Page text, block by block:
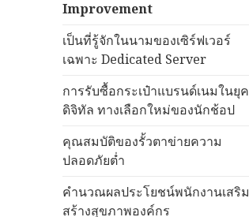
Improvement
เป็นที่รู้จักในนามของเซิร์ฟเวอร์
เฉพาะ Dedicated Server
การรับซื้อกระเป๋าแบรนด์เนมในยุค
ดิจิทัล ทางเลือกใหม่ของนักช้อป
คุณสมบัติของรั้วตาข่ายความ
ปลอดภัยต่ำ
คำนวณผลประโยชน์พนักงานเสริม
สร้างสุขภาพองค์กร